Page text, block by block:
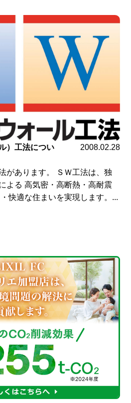
）工法につい
2008.02.28
があります。 ＳＷ工法は、独
よる 高気密・高断熱・高耐震
快適な住まいを実現します。...